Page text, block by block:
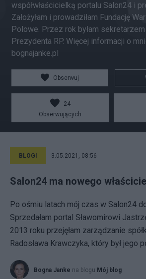
współwłaścicielką portalu Salon24 i
Założyłam i prowadziłam Fundację
Polowe. Przez rok byłam
Prezydenta RP. Więcej informacji o
bognajanke.pl
Obserwuj
24
Obserwujących
BLOGI 3.05.2021, 08:56
Salon24 ma nowego
Po ośmiu latach mój czas w Salon24
Sprzedałam portal Sławomirowi
2013 roku przejęłam zarządzanie
Radosława Krawczyka, który był jego
Bogna Janke na blogu Mój blog